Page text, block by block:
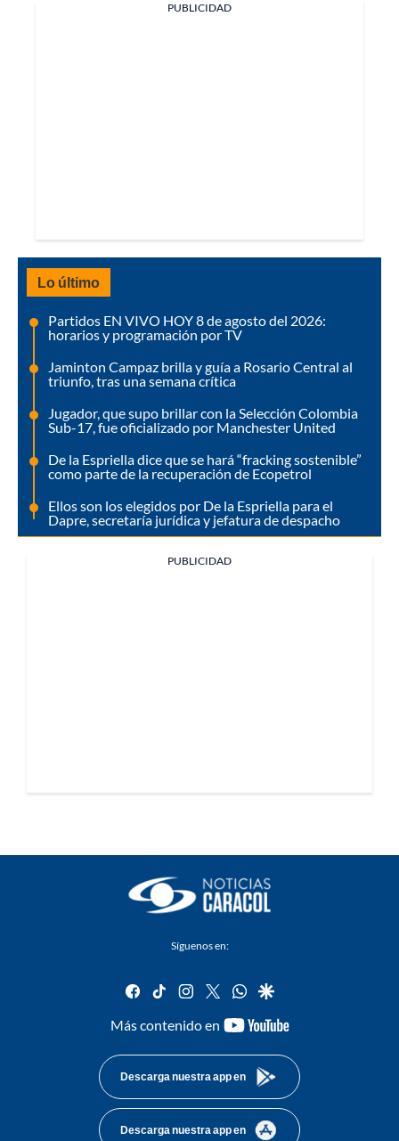
PUBLICIDAD
Lo último
Partidos EN VIVO HOY 8 de agosto del 2026:
horarios y programación por TV
Jaminton Campaz brilla y guía a Rosario Central al
triunfo, tras una semana crítica
Jugador, que supo brillar con la Selección Colombia
Sub-17, fue oficializado por Manchester United
De la Espriella dice que se hará “fracking sostenible”
como parte de la recuperación de Ecopetrol
Ellos son los elegidos por De la Espriella para el
Dapre, secretaría jurídica y jefatura de despacho
PUBLICIDAD
Síguenos en:
facebook
tiktok instagram
twitterwhatsapp
google
Más contenido en
youtube-
Descarga nuestra app en
Descarga nuestra app en